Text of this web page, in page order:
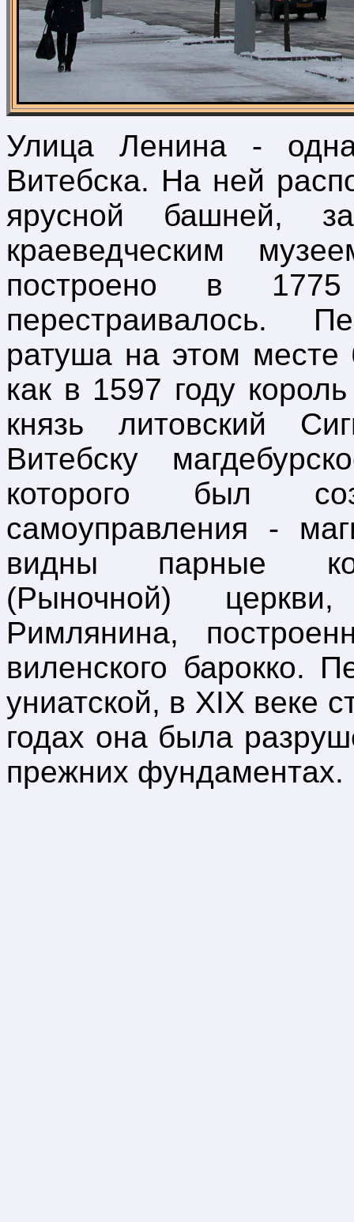
Улица Ленина -
Витебска. На ней
ярусной башней,
краеведческим
построено в
перестраивалось.
ратуша на этом месте
как в 1597 году
князь литовский
Витебску
которого был
самоуправления -
видны парные
(Рыночной)
Римлянина,
виленского барокко.
униатской, в XIX веке
годах она была
прежних фундаментах.